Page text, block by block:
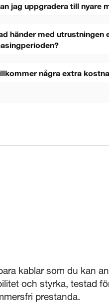
jag uppgradera till nyare
händer med utrustningen
några extra
kablar som du kan
och styrka, testad
prestanda.